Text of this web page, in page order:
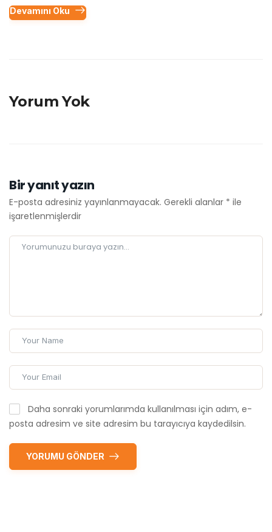
Devamını Oku
Yorum Yok
Bir yanıt yazın
E-posta adresiniz yayınlanmayacak. Gerekli alanlar * ile
işaretlenmişlerdir
Daha sonraki yorumlarımda kullanılması için adım, e-
posta adresim ve site adresim bu tarayıcıya kaydedilsin.
YORUMU GÖNDER